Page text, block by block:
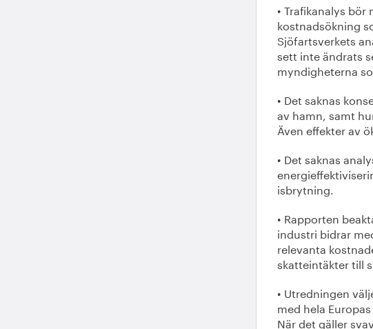
• Trafikanalys
kostnadsökning
Sjöfartsverkets
sett inte ändrats
myndigheterna
• Det saknas
av hamn, samt
Även effekter av
• Det saknas
isbrytning.
• Rapporten
industri bidrar
relevanta
skatteintäkter till
• Utredningen
med hela
När det gäller